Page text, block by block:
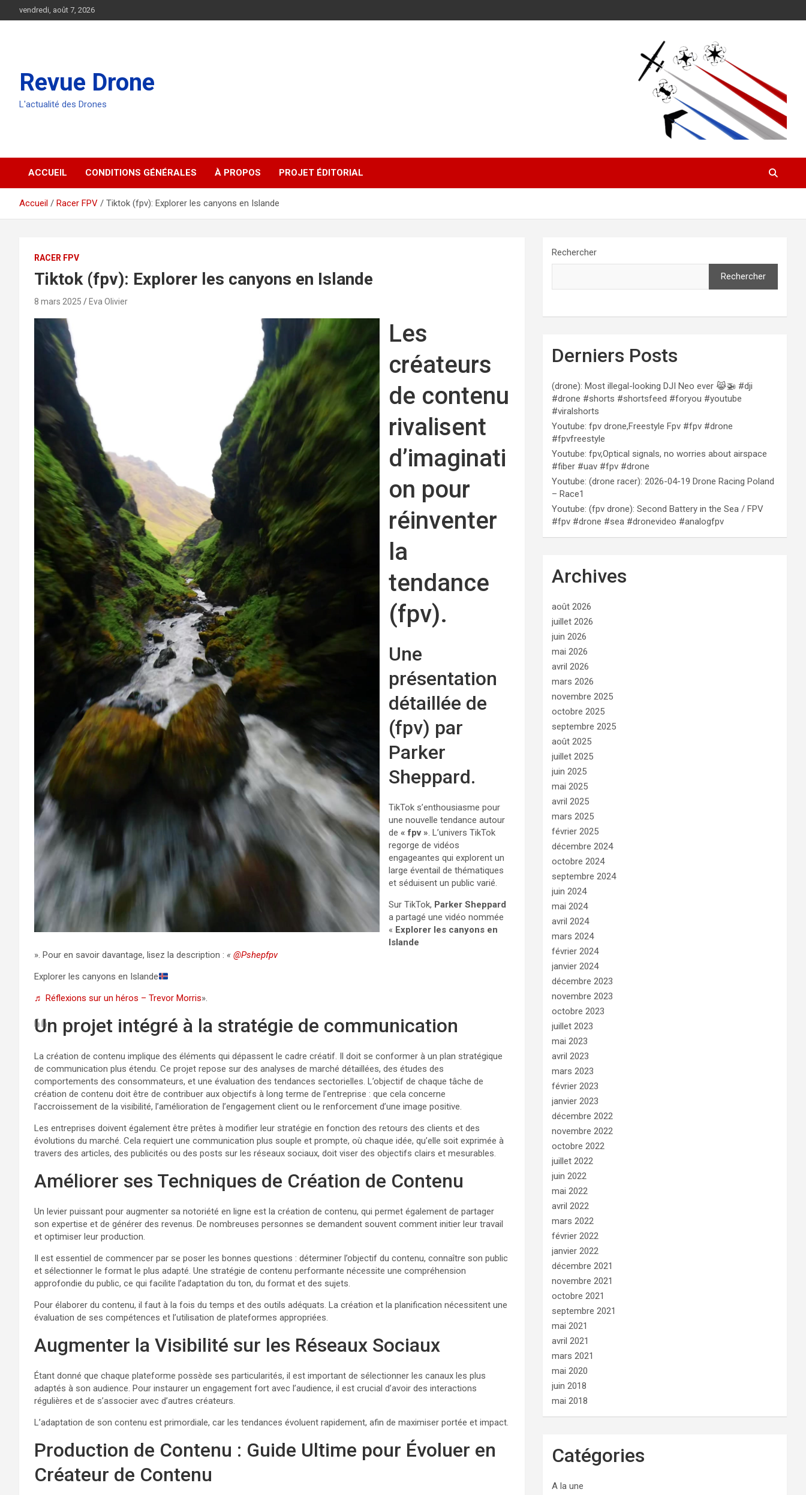
au
vendredi, août 7, 2026
Revue Drone
L'actualité des Drones
ACCUEIL CONDITIONS GÉNÉRALES À PROPOS PROJET ÉDITORIAL
Accueil Racer FPV Tiktok (fpv): Explorer les canyons en Islande
RACER FPV
Tiktok (fpv): Explorer les canyons en Islande
8 mars 2025 Eva Olivier
Les
créateurs
de contenu
rivalisent
d’imaginati
on pour
réinventer
la
tendance
(fpv).
Une
présentation
détaillée de
(fpv) par
Parker
Sheppard.
TikTok s’enthousiasme pour
une nouvelle tendance autour
de « fpv ». L’univers TikTok
regorge de vidéos
engageantes qui explorent un
large éventail de thématiques
et séduisent un public varié.
Sur TikTok, Parker Sheppard
a partagé une vidéo nommée
« Explorer les canyons en
Islande
». Pour en savoir davantage, lisez la description : « @Pshepfpv
Explorer les canyons en Islande
♬ Réflexions sur un héros – Trevor Morris».
Un projet intégré à la stratégie de communication
La création de contenu implique des éléments qui dépassent le cadre créatif. Il doit se conformer à un plan stratégique
de communication plus étendu. Ce projet repose sur des analyses de marché détaillées, des études des
comportements des consommateurs, et une évaluation des tendances sectorielles. L’objectif de chaque tâche de
création de contenu doit être de contribuer aux objectifs à long terme de l’entreprise : que cela concerne
l’accroissement de la visibilité, l’amélioration de l’engagement client ou le renforcement d’une image positive.
Les entreprises doivent également être prêtes à modifier leur stratégie en fonction des retours des clients et des
évolutions du marché. Cela requiert une communication plus souple et prompte, où chaque idée, qu’elle soit exprimée à
travers des articles, des publicités ou des posts sur les réseaux sociaux, doit viser des objectifs clairs et mesurables.
Améliorer ses Techniques de Création de Contenu
Un levier puissant pour augmenter sa notoriété en ligne est la création de contenu, qui permet également de partager
son expertise et de générer des revenus. De nombreuses personnes se demandent souvent comment initier leur travail
et optimiser leur production.
Il est essentiel de commencer par se poser les bonnes questions : déterminer l’objectif du contenu, connaître son public
et sélectionner le format le plus adapté. Une stratégie de contenu performante nécessite une compréhension
approfondie du public, ce qui facilite l’adaptation du ton, du format et des sujets.
Pour élaborer du contenu, il faut à la fois du temps et des outils adéquats. La création et la planification nécessitent une
évaluation de ses compétences et l’utilisation de plateformes appropriées.
Augmenter la Visibilité sur les Réseaux Sociaux
Étant donné que chaque plateforme possède ses particularités, il est important de sélectionner les canaux les plus
adaptés à son audience. Pour instaurer un engagement fort avec l’audience, il est crucial d’avoir des interactions
régulières et de s’associer avec d’autres créateurs.
L’adaptation de son contenu est primordiale, car les tendances évoluent rapidement, afin de maximiser portée et impact.
Production de Contenu : Guide Ultime pour Évoluer en
Créateur de Contenu
Rechercher
Rechercher
Derniers Posts
(drone): Most illegal-looking DJI Neo ever 😹🚁 #dji
#drone #shorts #shortsfeed #foryou #youtube
#viralshorts
Youtube: fpv drone,Freestyle Fpv #fpv #drone
#fpvfreestyle
Youtube: fpv,Optical signals, no worries about airspace
#fiber #uav #fpv #drone
Youtube: (drone racer): 2026-04-19 Drone Racing Poland
– Race1
Youtube: (fpv drone): Second Battery in the Sea / FPV
#fpv #drone #sea #dronevideo #analogfpv
Archives
août 2026
juillet 2026
juin 2026
mai 2026
avril 2026
mars 2026
novembre 2025
octobre 2025
septembre 2025
août 2025
juillet 2025
juin 2025
mai 2025
avril 2025
mars 2025
février 2025
décembre 2024
octobre 2024
septembre 2024
juin 2024
mai 2024
avril 2024
mars 2024
février 2024
janvier 2024
décembre 2023
novembre 2023
octobre 2023
juillet 2023
mai 2023
avril 2023
mars 2023
février 2023
janvier 2023
décembre 2022
novembre 2022
octobre 2022
juillet 2022
juin 2022
mai 2022
avril 2022
mars 2022
février 2022
janvier 2022
décembre 2021
novembre 2021
octobre 2021
septembre 2021
mai 2021
avril 2021
mars 2021
mai 2020
juin 2018
mai 2018
Catégories
A la une